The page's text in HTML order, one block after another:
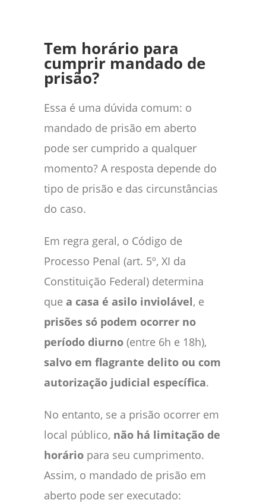
Tem horário para
cumprir mandado de
prisão?
Essa é uma dúvida comum: o
mandado de prisão em aberto
pode ser cumprido a qualquer
momento? A resposta depende do
tipo de prisão e das circunstâncias
do caso.
Em regra geral, o Código de
Processo Penal (art. 5º, XI da
Constituição Federal) determina
que a casa é asilo inviolável, e
prisões só podem ocorrer no
período diurno (entre 6h e 18h),
salvo em flagrante delito ou com
autorização judicial específica.
No entanto, se a prisão ocorrer em
local público, não há limitação de
horário para seu cumprimento.
Assim, o mandado de prisão em
aberto pode ser executado: